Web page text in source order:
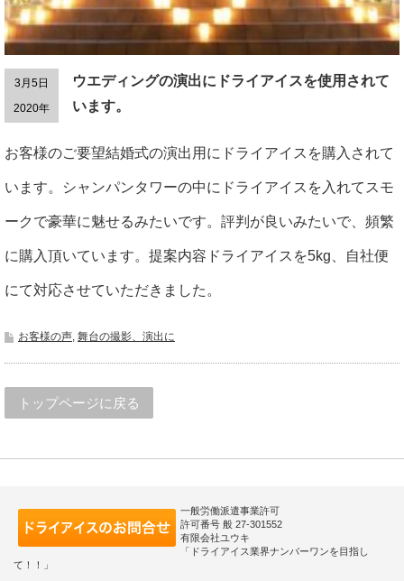
3月5日
2020年
ウエディングの演出にドライアイスを使用されて
います。
お客様のご要望結婚式の演出用にドライアイスを購入されて
います。シャンパンタワーの中にドライアイスを入れてスモ
ークで豪華に魅せるみたいです。評判が良いみたいで、頻繁
に購入頂いています。提案内容ドライアイスを5kg、自社便
にて対応させていただきました。
お客様の声, 舞台の撮影、演出に
トップページに戻る
一般労働派遣事業許可
許可番号 般 27-301552
有限会社ユウキ
「ドライアイス業界ナンバーワンを目指し
て！！」